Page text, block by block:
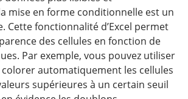
mise en forme conditionnelle est un
Cette fonctionnalité d’Excel permet
des cellules en fonction de
Par exemple, vous pouvez utiliser
automatiquement les cellules
supérieures à un certain seuil